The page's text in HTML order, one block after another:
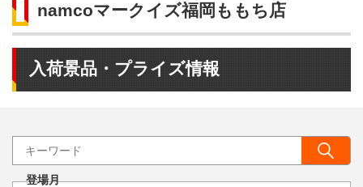
namcoマークイズ福岡ももち店
入荷景品・プライズ情報
登場月